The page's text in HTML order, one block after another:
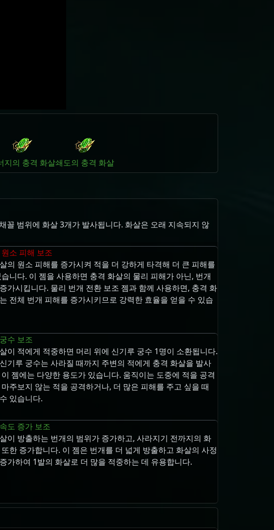
지의 충격 화살쇄도의 충격 화살
꼴 범위에 화살 3개가 발사됩니다. 화살은 오래 지속되지 않
소 피해 보조
의 원소 피해를 증가시켜 적을 더 강하게 타격해 더 큰 피해를
니다. 이 젬을 사용하면 충격 화살의 물리 피해가 아닌, 번개
가시킵니다. 물리 번개 전환 보조 젬과 함께 사용하면, 충격 화
전체 번개 피해를 증가시키므로 강력한 효율을 얻을 수 있습
수 보조
이 적에게 적중하면 머리 위에 신기루 궁수 1명이 소환됩니다.
기루 궁수는 사라질 때까지 주변의 적에게 충격 화살을 발사
젬에는 다양한 용도가 있습니다. 움직이는 도중에 적을 공격
주보지 않는 적을 공격하거나, 더 많은 피해를 주고 싶을 때
있습니다.
도 증가 보조
이 방출하는 번개의 범위가 증가하고, 사라지기 전까지의 화
한 증가합니다. 이 젬은 번개를 더 넓게 방출하고 화살의 사정
가하여 1발의 화살로 더 많을 적중하는 데 유용합니다.